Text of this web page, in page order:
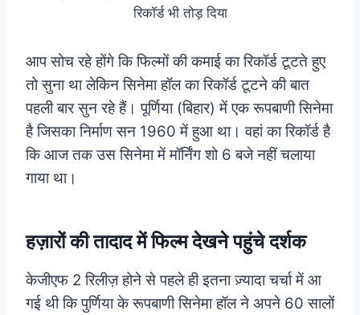
रिकॉर्ड भी तोड़ दिया
आप सोच रहे होंगे कि फिल्मों की कमाई का रिकॉर्ड टूटते हुए
तो सुना था लेकिन सिनेमा हॉल का रिकॉर्ड टूटने की बात
पहली बार सुन रहे हैं। पूर्णिया (बिहार) में एक रूपबाणी सिनेमा
है जिसका निर्माण सन 1960 में हुआ था। वहां का रिकॉर्ड है
कि आज तक उस सिनेमा में मॉर्निंग शो 6 बजे नहीं चलाया
गाया था।
हज़ारों की तादाद में फिल्म देखने पहुंचे दर्शक
केजीएफ 2 रिलीज़ होने से पहले ही इतना ज़्यादा चर्चा में आ
गई थी कि पुर्णिया के रूपबाणी सिनेमा हॉल ने अपने 60 सालों